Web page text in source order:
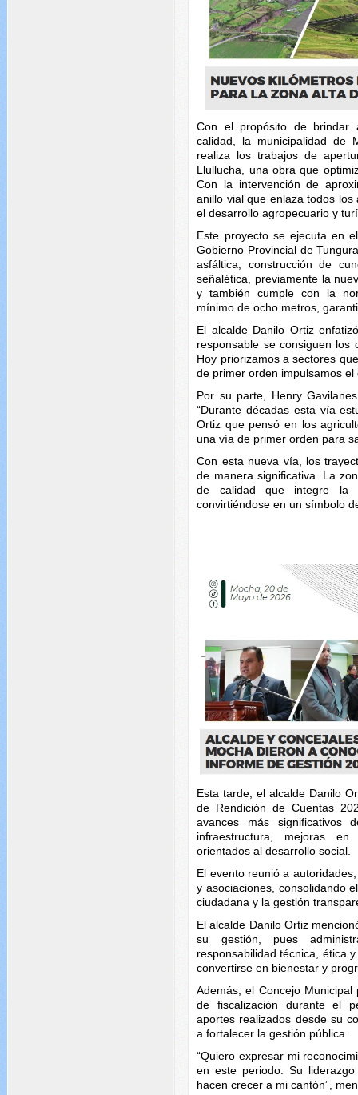
Con el propósito de brindar
calidad, la municipalidad de
realiza los trabajos de
Llullucha, una obra que
Con la intervención de
anillo vial que enlaza todos
el desarrollo agropecuario y
Este proyecto se ejecuta en
Gobierno Provincial de
asfáltica, construcción de
señalética, previamente la
y también cumple con la
mínimo de ocho metros,
El alcalde Danilo Ortiz
responsable se consiguen los
Hoy priorizamos a sectores
de primer orden impulsamos
Por su parte, Henry
“Durante décadas esta vía
Ortiz que pensó en los
una vía de primer orden para
Con esta nueva vía, los
de manera significativa. La
de calidad que integre la
convirtiéndose en un símbolo
Esta tarde, el alcalde Danilo
de Rendición de Cuentas
avances más significativos
infraestructura, mejoras
orientados al desarrollo social.
El evento reunió a
y asociaciones, consolidando
ciudadana y la gestión
El alcalde Danilo Ortiz
su gestión, pues
responsabilidad técnica, ética
convertirse en bienestar y
Además, el Concejo
de fiscalización durante el
aportes realizados desde su
a fortalecer la gestión pública.
“Quiero expresar mi
en este periodo. Su
hacen crecer a mi cantón”,